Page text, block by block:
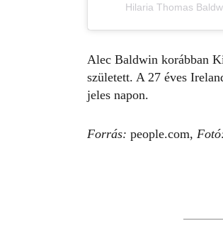
Hilaria Thomas
Alec Baldwin korábban
született. A 27 éves
jeles napon.
Forrás: people.com,